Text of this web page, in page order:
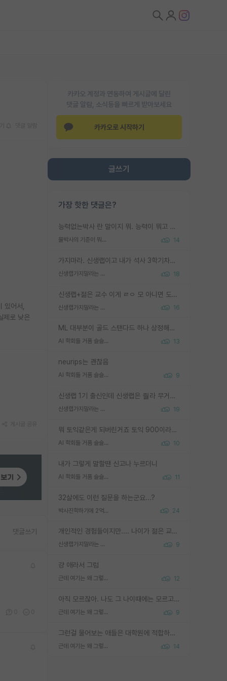
카카오 계정과 연동하여 게시글에 달린
댓글 알람, 소식등을 빠르게 받아보세요
카카오로 시작하기
글쓰기
가장 핫한 댓글은?
능력없는박사 란 말이지 뭐. 능력이 뭐고 능력이 있다는게 뭔지는 사람마다 기준이 다르니까 얘기해봐야 서로 자기 기준만 얘기해서 논쟁이 끝이 안나고. 주위에서 능력있고 야심있는 신입생이 교수가 유의미한 피드백을 아예 안주면서 제대로된 과제에 참여해볼 기회도 제공하지 않고 잡일 뺑뺑이만 돌려서 맨날 단순작업만 하면서 밤새다가 눈빛이 점점 죽어가는걸 본 사람은 물박사는 교수탓이라고 하고, 교수는 이것저것 알려도 주고 기회도 주고 사수 동기 붙여주면서 어떻게든 끌고가려고 하는데 본인이 매일 뺀질거리면서 출근 하는둥마는둥 하다가 기껏 와서도 폰이나 쳐다보다가 실험 망치고 저녁약속있어서 먼저 가볼게요~ 하는걸 본 사람은 물박사는 본인탓이라고 함.
물박사의 기준이 뭐임? 14
가지마라. 신생랩이고 내가 석사 3학기차인데 최고참인데 나도 아무것도 모르는데 교수가 후배들 왜 논문 교육 안시키냐. 논문 왜 안 써오냐 닦달한다
신생랩가지말라는 이유가 있었구나 18
신생랩+젊은 교수 이게 ㄹㅇ 모 아니면 도인듯.
신생랩가지말라는 이유가 있었구나 16
ML 대부분이 골드 스탠다드 하나 상정해놓고 (벤치마크 데이터셋이 여러 개면 여러 개 상정) 그거 얼마나 잘 맞추나 싸움임 가끔 번뜩이는 설계 철학을 보여주는 논문들도 있지만 대부분 그거 성적 얼마나 더 올리느라에 혈안이 되어 있는 측면이 잇음
AI 학회들 거품 슬슬 지적이 나오네요 13
neurips는 괜찮음
AI 학회들 거품 슬슬 지적이 나오네요 9
신생랩 1기 출신인데 신생랩은 줠라 무거운 바벨 같은거임. 들면 대박인데 못들면 깔려 죽음. 아무도 알려주지 않는 환경에서 자생해야하지만, 일단 살아남았다면 그 어떤 사람보다 악착같고 생존력 높은 사람으로 거듭날 수 있음
신생랩가지말라는 이유가 있었구나 19
뭐 토익같은게 되버린거죠 토익 900이라고 영어잘하는건 아닙니다만 잘하는사람은 다 900을 넘는 그런
AI 학회들 거품 슬슬 지적이 나오네요 10
내가 그렇게 말할땐 신고나 누르더니
AI 학회들 거품 슬슬 지적이 나오네요 11
32살에도 이런 질문을 하는군요...?
박사진학하기에 2억은 괜찮은 (?) 정도의 경제력인가요 24
개인적인 경험들이지만.... 나이가 젊은 교수일수록 꼰대라는 가면을 쓴 채로 무례함을 행동하는 경우가 거의 90% 정도였음. 나이가 어린데 다른 또래들과 달리 명예, 권력, 재력까지 얻었으니 세상 다 가진 기분이겠지. 오히러 나이 든 교수들이 행동과 말을 더 조심하시더라.
신생랩가지말라는 이유가 있었구나 9
걍 애라서 그럼
근데 여기는 왜 그렇게 SPK를 물어보는거임? 12
아직 모르잖아. 나도 그 나이때에는 모르고 평가 받고 안심하고 싶었어.
근데 여기는 왜 그렇게 SPK를 물어보는거임? 9
그런걸 물어보는 애들은 대학원에 적합하지 않다
근데 여기는 왜 그렇게 SPK를 물어보는거임? 14
어서,
제로 낮은
댓글쓰기